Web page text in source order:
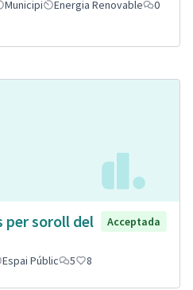
Municipi Energia Renovable
0
per soroll del
Acceptada
Espai Públic 5 8